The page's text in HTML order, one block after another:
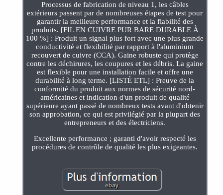
Processus de fabrication de niveau 1, les câbles
extérieurs passent par de nombreuses étapes de test pour
garantir la meilleure performance et la fiabilité des
produits. [FIL EN CUIVRE PUR BARE DURABLE À
100 %] : Produit un signal plus fort avec une plus grande
conductivité et flexibilité par rapport à l'aluminium
recouvert de cuivre (CCA). Gaine robuste qui protège
contre les déchirures, les coupures et les débris. La gaine
est flexible pour une installation facile et offre une
durabilité à long terme. [LISTÉ ETL] : Preuve de la
conformité du produit aux normes de sécurité nord-
américaines et indication d'un produit de qualité
supérieure ayant passé de nombreux tests avant d'obtenir
son approbation, ce qui est privilégié par la plupart des
entrepreneurs et des électriciens.
Excellente performance ; garanti d'avoir respecté les
procédures de contrôle de qualité les plus exigeantes.